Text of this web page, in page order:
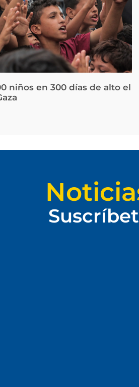
niños en 300 días de alto el